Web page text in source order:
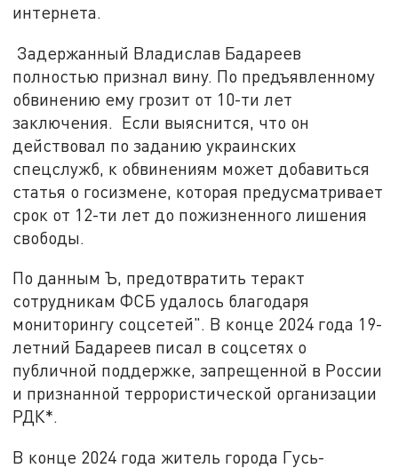
интернета.
Задержанный Владислав Бадареев
полностью признал вину. По предъявленному
обвинению ему грозит от 10-ти лет
заключения. Если выяснится, что он
действовал по заданию украинских
спецслужб, к обвинениям может добавиться
статья о госизмене, которая предусматривает
срок от 12-ти лет до пожизненного лишения
свободы.
По данным Ъ, предотвратить теракт
сотрудникам ФСБ удалось благодаря
мониторингу соцсетей". В конце 2024 года 19-
летний Бадареев писал в соцсетях о
публичной поддержке, запрещенной в России
и признанной террористической организации
РДК*.
В конце 2024 года житель города Гусь-